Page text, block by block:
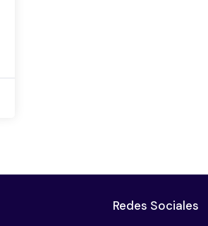
Redes Sociales